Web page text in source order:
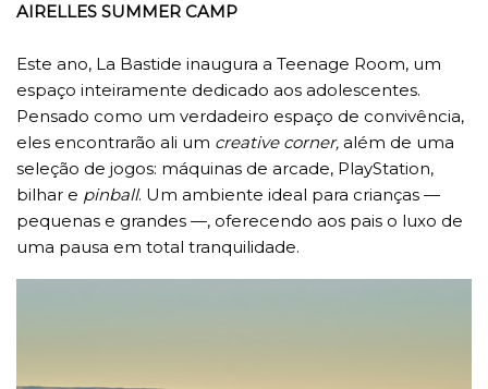
AIRELLES SUMMER CAMP
Este ano, La Bastide inaugura a Teenage Room, um
espaço inteiramente dedicado aos adolescentes.
Pensado como um verdadeiro espaço de convivência,
eles encontrarão ali um creative corner, além de uma
seleção de jogos: máquinas de arcade, PlayStation,
bilhar e pinball. Um ambiente ideal para crianças —
pequenas e grandes —, oferecendo aos pais o luxo de
uma pausa em total tranquilidade.